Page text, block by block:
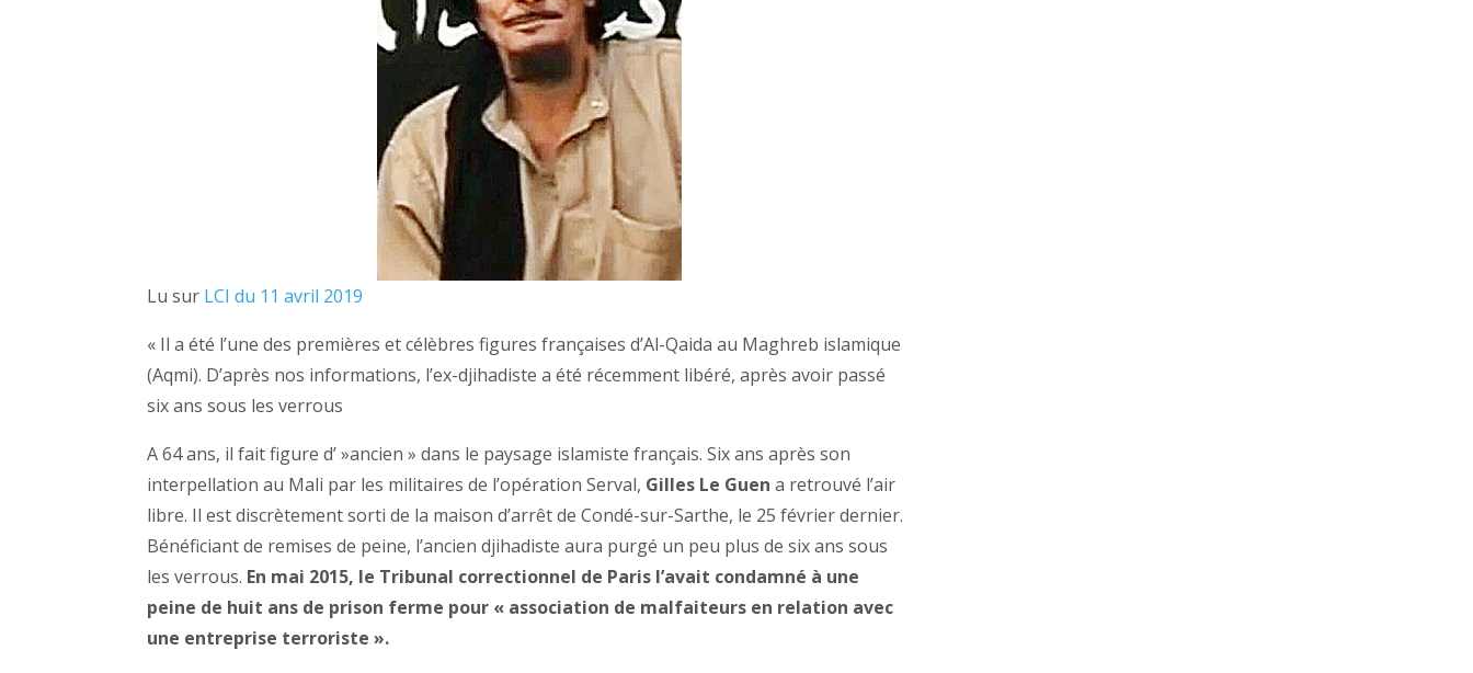
Lu sur LCI du 11 avril 2019
« Il a été l’une des premières et célèbres figures françaises d’Al-Qaida au Maghreb islamique
(Aqmi). D’après nos informations, l’ex-djihadiste a été récemment libéré, après avoir passé
six ans sous les verrous
A 64 ans, il fait figure d’ »ancien » dans le paysage islamiste français. Six ans après son
interpellation au Mali par les militaires de l’opération Serval, Gilles Le Guen a retrouvé l’air
libre. Il est discrètement sorti de la maison d’arrêt de Condé-sur-Sarthe, le 25 février dernier.
Bénéficiant de remises de peine, l’ancien djihadiste aura purgé un peu plus de six ans sous
les verrous. En mai 2015, le Tribunal correctionnel de Paris l’avait condamné à une
peine de huit ans de prison ferme pour « association de malfaiteurs en relation avec
une entreprise terroriste ».